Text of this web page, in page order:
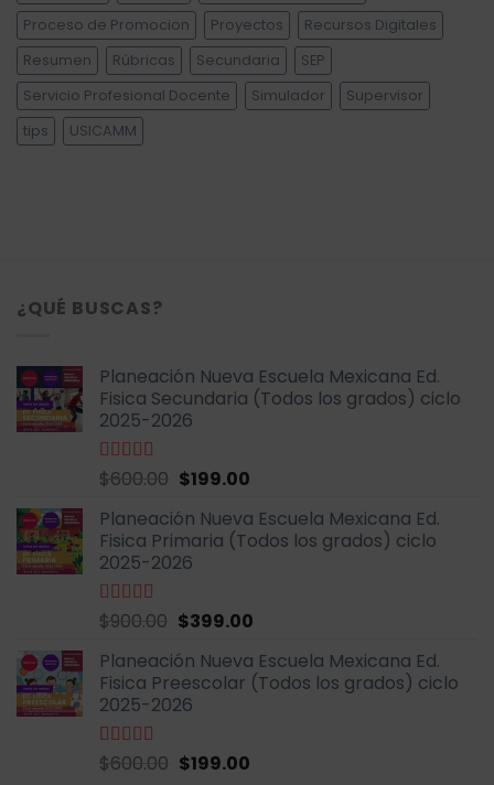
Proceso de Promocion
Proyectos
Recursos Digitales
Resumen
Rúbricas Secundaria
SEP
Servicio Profesional Docente
Simulador
Supervisor
tips
USICAMM
¿QUÉ BUSCAS?
Planeación Nueva Escuela Mexicana Ed.
Fisica Secundaria (Todos los grados) ciclo
2025-2026
Valorado
5
$600.00 El
original
era:
$600.00.
$199.00El
actual
es:
Planeación Nueva Escuela Mexicana Ed.
Fisica Primaria (Todos los grados) ciclo
2025-2026
Valorado
5
$900.00 El
original
era:
$900.00.
$399.00El
actual
es:
Planeación Nueva Escuela Mexicana Ed.
Fisica Preescolar (Todos los grados) ciclo
2025-2026
Valorado
$600.00 El
$199.00El